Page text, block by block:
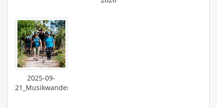
2025-09-
21_Musikwandertag